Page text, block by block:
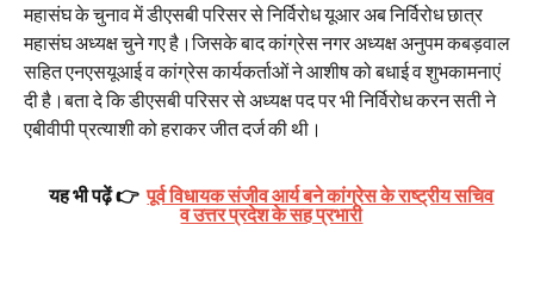
महासंघ के चुनाव में डीएसबी परिसर से निर्विरोध यूआर अब निर्विरोध छात्र
महासंघ अध्यक्ष चुने गए है।जिसके बाद कांग्रेस नगर अध्यक्ष अनुपम कबड़वाल
सहित एनएसयूआई व कांग्रेस कार्यकर्ताओं ने आशीष को बधाई व शुभकामनाएं
दी है।बता दे कि डीएसबी परिसर से अध्यक्ष पद पर भी निर्विरोध करन सती ने
एबीवीपी प्रत्याशी को हराकर जीत दर्ज की थी।
यह भी पढ़ें 👉 पूर्व विधायक संजीव आर्य बने कांग्रेस के राष्ट्रीय सचिव
व उत्तर प्रदेश के सह प्रभारी